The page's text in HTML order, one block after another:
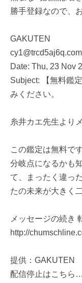
勝手登録なので、
GAKUTEN
cy1@trcd5aj6q.com
Date: Thu, 23 Nov
Subject: 【無料鑑
みください。
糸井カエ先生より
この鑑定は無料で
分岐点になるかも
て、まったく違っ
たの未来が大きく
メッセージの続き
http://
提供：GAKUTEN
配信停止はこちら…